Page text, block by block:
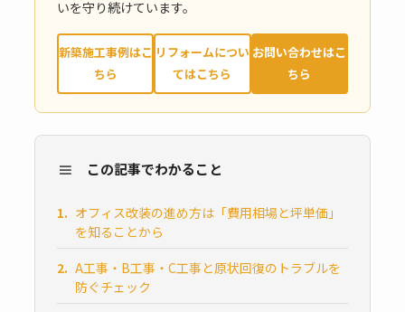
いを守り続けています。
新築施工事例はこ
ちら
リフォームについ
てはこちら
お問い合わせはこ
ちら
≡ この記事でわかること
オフィス改装の進め方は「費用相場と坪単価」
を知ることから
A工事・B工事・C工事と原状回復のトラブルを
防ぐチェック